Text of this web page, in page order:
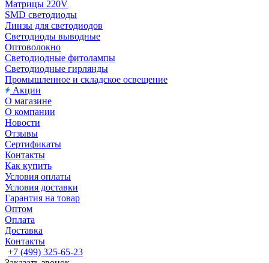
Матрицы 220V
SMD светодиоды
Линзы для светодиодов
Светодиоды выводные
Оптоволокно
Светодиодные фитолампы
Светодиодные гирлянды
Промышленное и складское освещение
Акции
О магазине
О компании
Новости
Отзывы
Сертификаты
Контакты
Как купить
Условия оплаты
Условия доставки
Гарантия на товар
Оптом
Оплата
Доставка
Контакты
+7 (499) 325-65-23